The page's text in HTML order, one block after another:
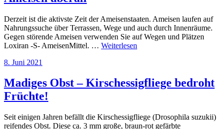
Derzeit ist die aktivste Zeit der Ameisenstaaten. Ameisen laufen auf
Nahrungssuche über Terrassen, Wege und auch durch Innenräume.
Gegen störende Ameisen verwenden Sie auf Wegen und Plätzen
Loxiran -S- AmeisenMittel. … Weiterlesen
Veröffentlicht
8. Juni 2021
Madiges Obst – Kirschessigfliege bedroht
Früchte!
Seit einigen Jahren befällt die Kirschessigfliege (Drosophila suzukii)
reifendes Obst. Diese ca. 3 mm große, braun-rot gefärbte